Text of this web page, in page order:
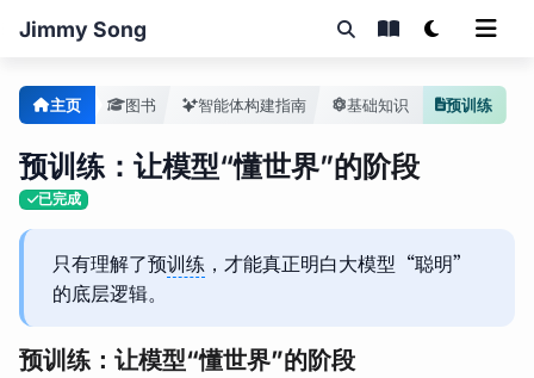
Jimmy Song
主页 图书 智能体构建指南 基础知识 预训练
预训练：让模型“懂世界”的阶段
已完成
只有理解了预训练 ，才能真正明白大模型“聪明”
的底层逻辑。
预训练：让模型“懂世界”的阶段